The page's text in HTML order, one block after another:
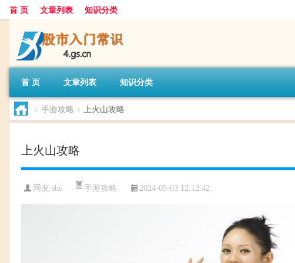
首 页 文章列表 知识分类
首 页 文章列表 知识分类
> 手游攻略 > 上火山攻略
上火山攻略
网友:shs 手游攻略 2024-05-03 12:12:42